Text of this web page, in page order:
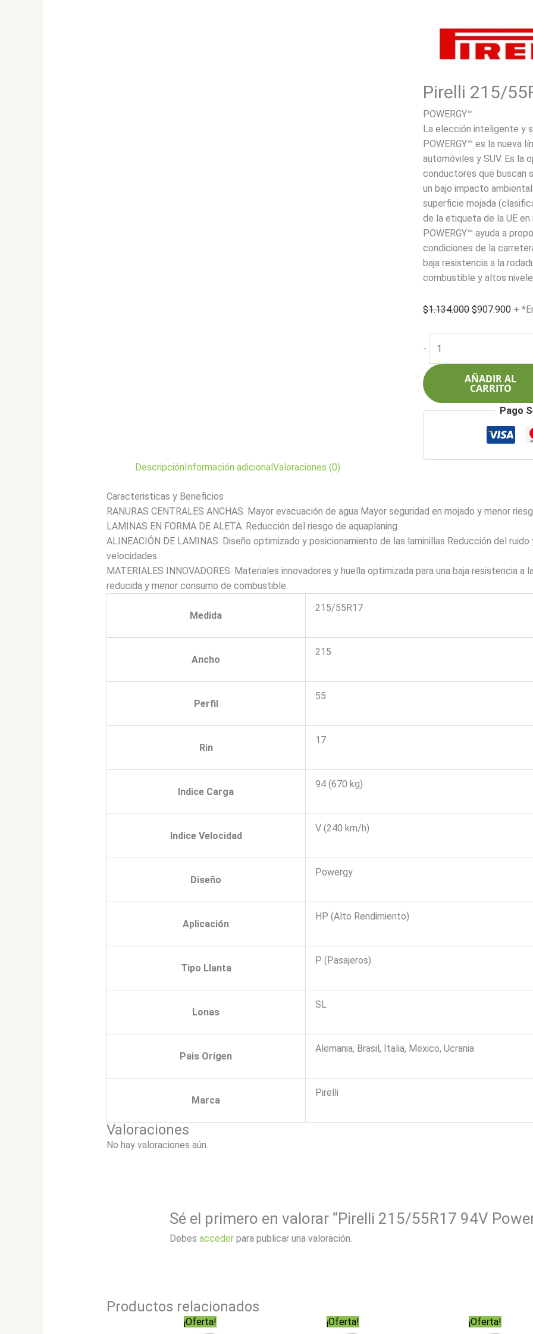
Pirelli 215/
POWERGY™
La elección inteligente y
POWERGY™ es la nueva
automóviles y SUV. Es la
conductores que buscan
un bajo impacto
superficie mojada
de la etiqueta de la UE
POWERGY™ ayuda a
condiciones de la
baja resistencia a la
combustible y altos
$1.134.000El
$907.900El
+
-
215/55R17
94V
Powergy
cantidad
AÑADIR AL
CARRITO
Pago
Descripción Información adicional Valoraciones (0)
Caracteristicas y Beneficios
RANURAS CENTRALES ANCHAS. Mayor evacuación de agua Mayor seguridad en mojado y menor
LAMINAS EN FORMA DE ALETA. Reducción del riesgo de aquaplaning.
ALINEACIÓN DE LAMINAS. Diseño optimizado y posicionamiento de las laminillas Reducción del
velocidades.
MATERIALES INNOVADORES. Materiales innovadores y huella optimizada para una baja resistencia a
reducida y menor consumo de combustible.
Medida
215/55R17
Ancho
215
Perfil
55
Rin
17
Indice Carga
94 (670 kg)
Indice Velocidad
V (240 km/h)
Diseño
Powergy
Aplicación
HP (Alto Rendimiento)
Tipo Llanta
P (Pasajeros)
Lonas
SL
Pais Origen
Alemania, Brasil, Italia, Mexico, Ucrania
Marca
Pirelli
Valoraciones
No hay valoraciones aún.
Sé el primero en valorar “Pirelli 215/55R17 94V
Debesacceder para publicar una valoración.
Productos relacionados
¡Oferta! ¡Oferta! ¡Oferta!